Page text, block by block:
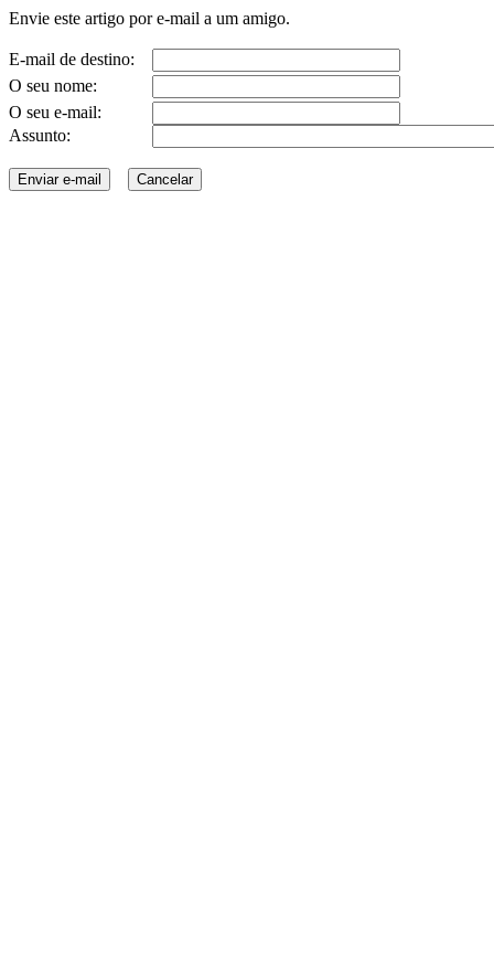
Envie este artigo por e-mail a um amigo.
E-mail de destino:
O seu nome:
O seu e-mail:
Assunto: